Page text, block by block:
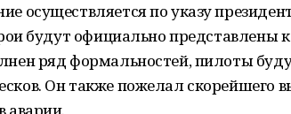
осуществляется по указу
будут официально представлены
ряд формальностей, пилоты
Он также пожелал скорейшего